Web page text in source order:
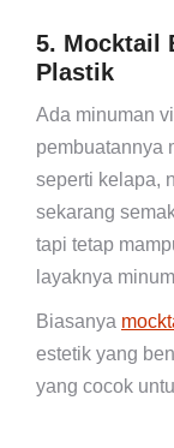
5. Mocktail
Plastik
Ada minuman
pembuatannya
seperti kelapa,
sekarang
tapi tetap
layaknya
Biasanya
estetik yang
yang cocok